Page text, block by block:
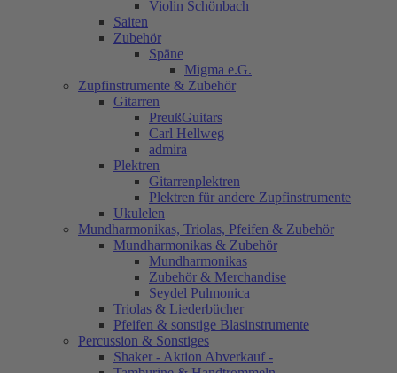
Violin Schönbach
Saiten
Zubehör
Späne
Migma e.G.
Zupfinstrumente & Zubehör
Gitarren
PreußGuitars
Carl Hellweg
admira
Plektren
Gitarrenplektren
Plektren für andere Zupfinstrumente
Ukulelen
Mundharmonikas, Triolas, Pfeifen & Zubehör
Mundharmonikas & Zubehör
Mundharmonikas
Zubehör & Merchandise
Seydel Pulmonica
Triolas & Liederbücher
Pfeifen & sonstige Blasinstrumente
Percussion & Sonstiges
Shaker - Aktion Abverkauf -